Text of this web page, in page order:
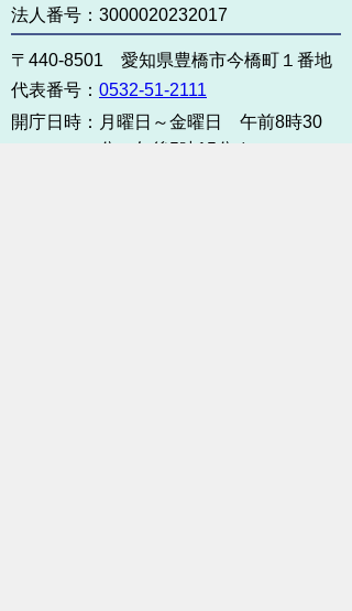
法人番号：3000020232017
〒440-8501 愛知県豊橋市今橋町１番地
代表番号： 0532-51-2111
開庁日時： 月曜日～金曜日 午前8時30
分～午後5時15分まで